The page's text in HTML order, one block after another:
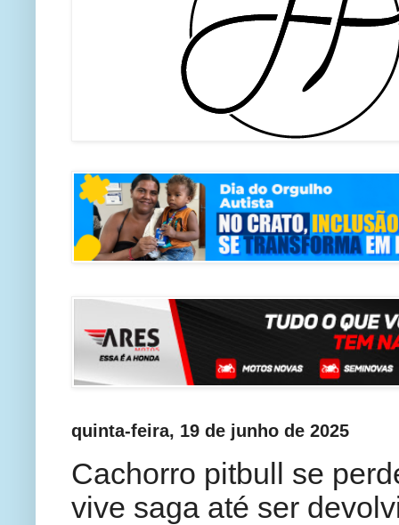
quinta-feira, 19 de junho de 2025
Cachorro pitbull se
vive saga até ser